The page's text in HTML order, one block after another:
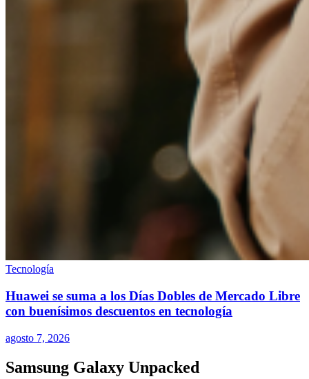
Tecnología
Huawei se suma a los Días Dobles de Mercado Libre
con buenísimos descuentos en tecnología
agosto 7, 2026
Samsung Galaxy Unpacked